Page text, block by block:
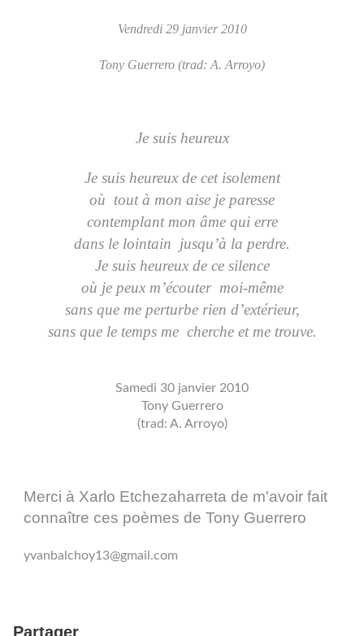
Vendredi 29 janvier 2010
Tony Guerrero (trad: A. Arroyo)
Je suis heureux
Je suis heureux de cet isolement
où tout à mon aise je paresse
contemplant mon âme qui erre
dans le lointain jusqu’à la perdre.
Je suis heureux de ce silence
où je peux m’écouter moi-même
sans que me perturbe rien d’extérieur,
sans que le temps me cherche et me trouve.
Samedi 30 janvier 2010
Tony Guerrero
(trad: A. Arroyo)
Merci à Xarlo Etchezaharreta de m'avoir fait
connaître ces poèmes de Tony Guerrero
yvanbalchoy13@gmail.com
Partager